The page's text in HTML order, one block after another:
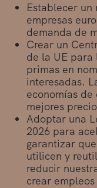
Establecer un
empresas
demanda de
Crear un
de la UE
primas en
interesadas.
economías
mejores
Adoptar una
2026 para
garantizar
utilicen y
reducir
crear